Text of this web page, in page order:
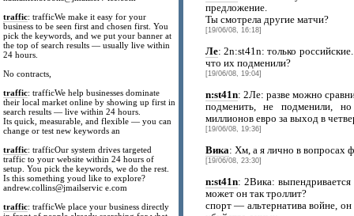
traffic: trafficWe make it easy for your
business to be seen first and chosen first. You
pick the keywords, and we put your banner at
the top of search results — usually live within
24 hours.
No contracts,
traffic: trafficWe help businesses dominate
their local market online by showing up first in
search results — live within 24 hours.
Its quick, measurable, and flexible — you can
change or test new keywords an
traffic: trafficOur system drives targeted
traffic to your website within 24 hours of
setup. You pick the keywords, we do the rest.
Is this something youd like to explore?
andrew.collins@jmailservic e.com
traffic: trafficWe place your business directly
предложение.
Ты смотрела другие матчи?
[19/06/08, 16:18]
Ле: 2n:st41n: только
что их подменили?
[19/06/08, 19:04]
n:st41n: 2Ле: разве можно
подменить, не подменили,
миллионов евро за выход в
[19/06/08, 19:36]
Вика: Хм, а я лично в вопросах
[19/06/08, 23:30]
n:st41n: 2Вика:
может он так троллит?
спорт — альтернатива войне,